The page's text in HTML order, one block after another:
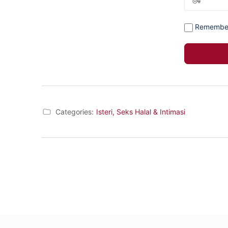
Categories: Isteri, Seks Halal & Intimasi